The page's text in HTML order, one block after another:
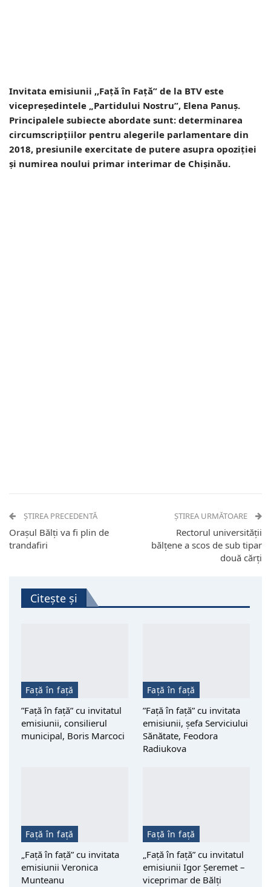
Invitata emisiunii ,,Față în Față” de la BTV este
vicepreședintele „Partidului Nostru”, Elena Panuș.
Principalele subiecte abordate sunt: determinarea
circumscripțiilor pentru alegerile parlamentare din
2018, presiunile exercitate de putere asupra opoziției
și numirea noului primar interimar de Chișinău.
ȘTIREA PRECEDENTĂ
Orașul Bălți va fi plin de
trandafiri
ȘTIREA URMĂTOARE
Rectorul universității
bălțene a scos de sub tipar
două cărți
Citește și
Față în față
”Față în față” cu invitatul
emisiunii, consilierul
municipal, Boris Marcoci
Față în față
”Față în față” cu invitata
emisiunii, șefa Serviciului
Sănătate, Feodora
Radiukova
Față în față
„Față în față” cu invitata
emisiunii Veronica
Munteanu
Față în față
„Față în față” cu invitatul
emisiunii Igor Șeremet –
viceprimar de Bălți